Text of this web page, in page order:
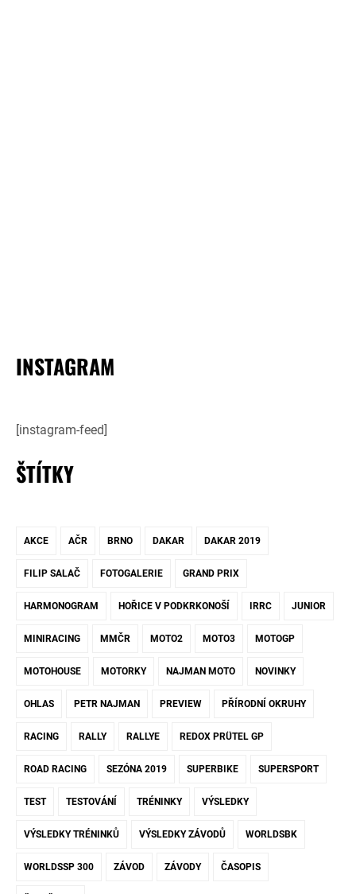
INSTAGRAM
[instagram-feed]
ŠTÍTKY
AKCE AČR BRNO DAKAR DAKAR 2019
FILIP SALAČ FOTOGALERIE GRAND PRIX
HARMONOGRAM HOŘICE V PODKRKONOŠÍ IRRC JUNIOR
MINIRACING MMČR MOTO2 MOTO3 MOTOGP
MOTOHOUSE MOTORKY NAJMAN MOTO NOVINKY
OHLAS PETR NAJMAN PREVIEW PŘÍRODNÍ OKRUHY
RACING RALLY RALLYE REDOX PRÜTEL GP
ROAD RACING SEZÓNA 2019 SUPERBIKE SUPERSPORT
TEST TESTOVÁNÍ TRÉNINKY VÝSLEDKY
VÝSLEDKY TRÉNINKŮ VÝSLEDKY ZÁVODŮ WORLDSBK
WORLDSSP 300 ZÁVOD ZÁVODY ČASOPIS